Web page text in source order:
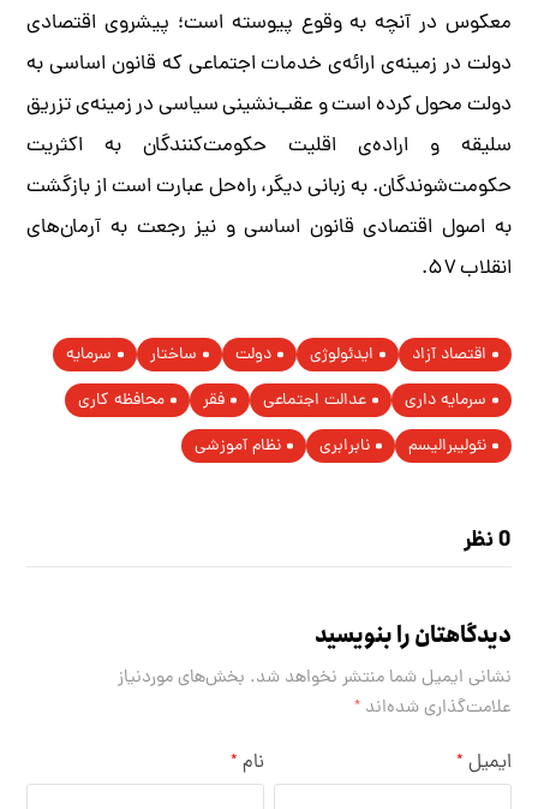
معکوس در آنچه به وقوع پیوسته است؛ پیشروی اقتصادی
دولت در زمینه‌ی ارائه‌ی خدمات اجتماعی که قانون اساسی به
دولت محول کرده است و عقب‌نشینی سیاسی در زمینه‌ی تزریق
سلیقه و اراده‌ی اقلیت حکومت‌کنندگان به اکثریت
حکومت‌شوندگان. به زبانی ‌دیگر، راه‌حل عبارت است از بازگشت
به اصول اقتصادی قانون اساسی و نیز رجعت به آرمان‌های
انقلاب ۵۷.
اقتصاد آزاد ایدئولوژی دولت ساختار
سرمایه
سرمایه داری
عدالت اجتماعی فقر
محافظه کاری
نئولیبرالیسم
نابرابری نظام آموزشی
0 نظر
دیدگاهتان را بنویسید
نشانی ایمیل شما منتشر نخواهد شد. بخش‌های موردنیاز
علامت‌گذاری شده‌اند*
نام * ایمیل *